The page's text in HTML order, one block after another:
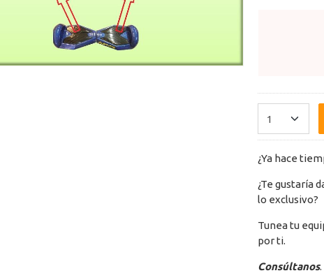
¿Ya hace
¿Te gustaría
lo exclusivo?
Tunea tu
por ti.
Consúltanos